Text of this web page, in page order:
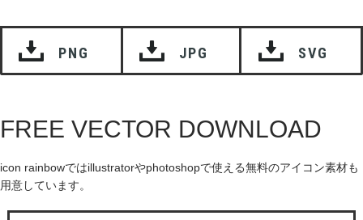
PNG JPG SVG
FREE VECTOR DOWNLOAD
icon rainbowではillustratorやphotoshopで使える無料のアイコン素材も
用意しています。